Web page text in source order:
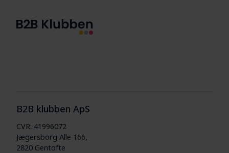
B2B klubben ApS
CVR: 41996072
Jægersborg Alle 166,
2820 Gentofte